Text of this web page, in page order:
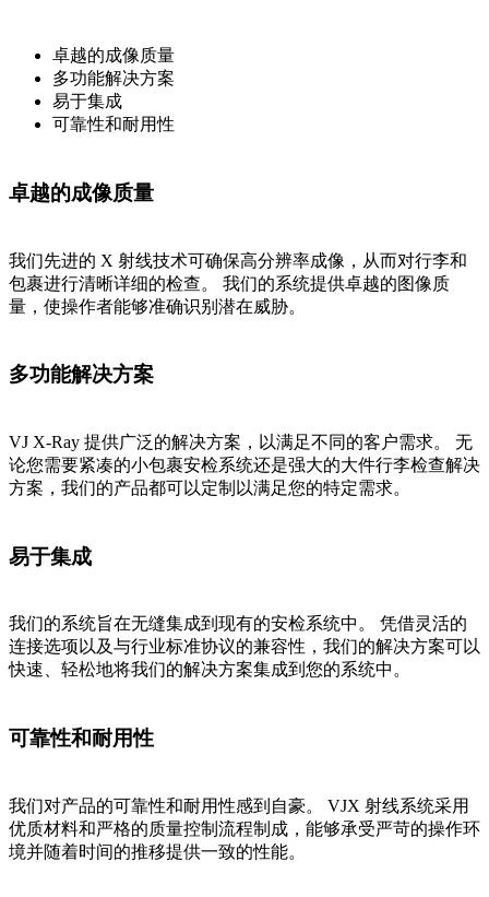
卓越的成像质量
多功能解决方案
易于集成
可靠性和耐用性
卓越的成像质量
我们先进的 X 射线技术可确保高分辨率成像，从而对行李和
包裹进行清晰详细的检查。 我们的系统提供卓越的图像质
量，使操作者能够准确识别潜在威胁。
多功能解决方案
VJ X-Ray 提供广泛的解决方案，以满足不同的客户需求。 无
论您需要紧凑的小包裹安检系统还是强大的大件行李检查解决
方案，我们的产品都可以定制以满足您的特定需求。
易于集成
我们的系统旨在无缝集成到现有的安检系统中。 凭借灵活的
连接选项以及与行业标准协议的兼容性，我们的解决方案可以
快速、轻松地将我们的解决方案集成到您的系统中。
可靠性和耐用性
我们对产品的可靠性和耐用性感到自豪。 VJX 射线系统采用
优质材料和严格的质量控制流程制成，能够承受严苛的操作环
境并随着时间的推移提供一致的性能。